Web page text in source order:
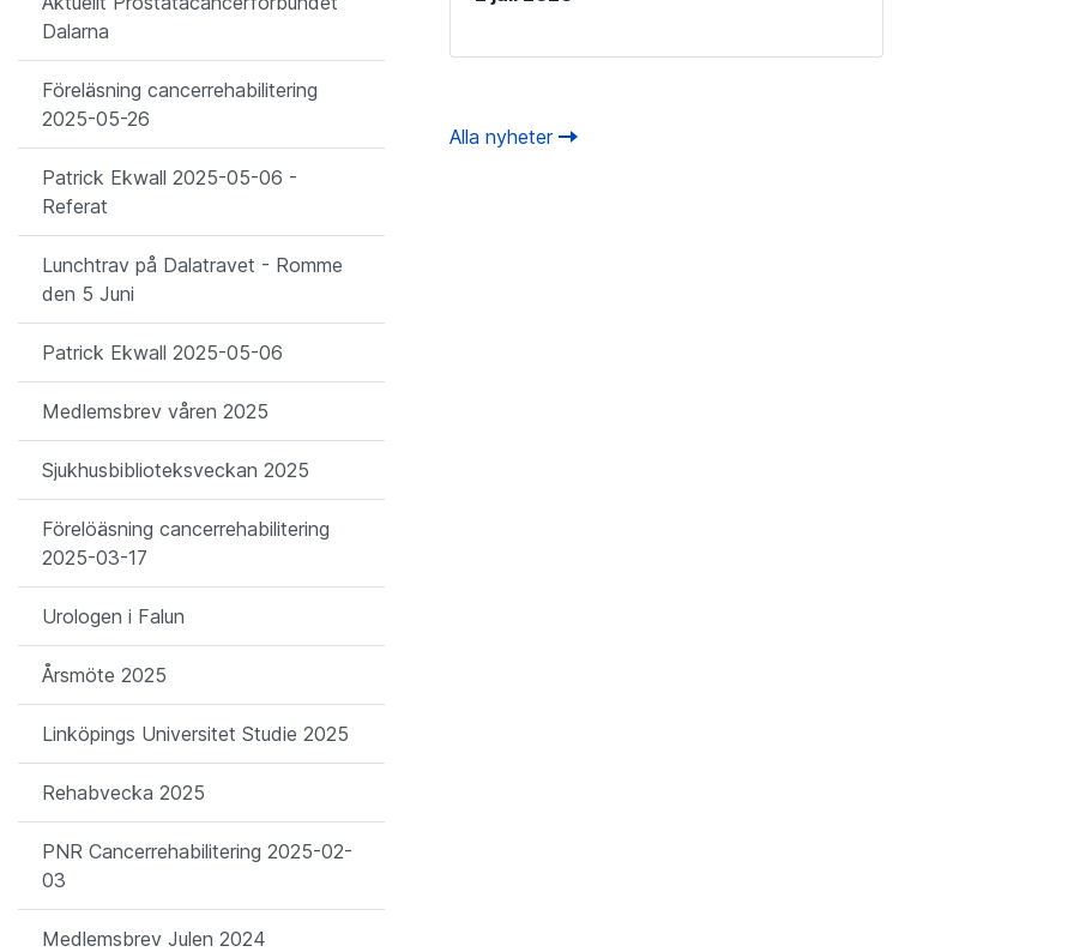
Dalarna
Föreläsning cancerrehabilitering
2025-05-26
Patrick Ekwall 2025-05-06 -
Referat
Lunchtrav på Dalatravet - Romme
den 5 Juni
Patrick Ekwall 2025-05-06
Medlemsbrev våren 2025
Sjukhusbiblioteksveckan 2025
Förelöäsning cancerrehabilitering
2025-03-17
Urologen i Falun
Årsmöte 2025
Linköpings Universitet Studie 2025
Rehabvecka 2025
PNR Cancerrehabilitering 2025-02-
03
Medlemsbrev Julen 2024
Alla nyheter